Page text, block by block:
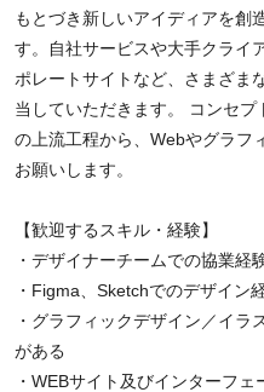
もとづき新しいアイディアを創
す。自社サービスや大手クライ
ポレートサイトなど、さまざま
当していただきます。 コンセ
の上流工程から、Webやグラフ
お願いします。
【歓迎するスキル・経験】
・デザイナーチームでの協業経
・Figma、Sketchでのデザイン
・グラフィックデザイン／イ
がある
・WEBサイト及びインターフ